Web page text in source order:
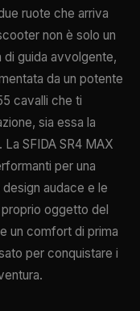
ruote che arriva
non è solo un
guida avvolgente,
da un potente
cavalli che ti
sia essa la
SFIDA SR4 MAX
per una
audace e le
oggetto del
un comfort di prima
per conquistare i